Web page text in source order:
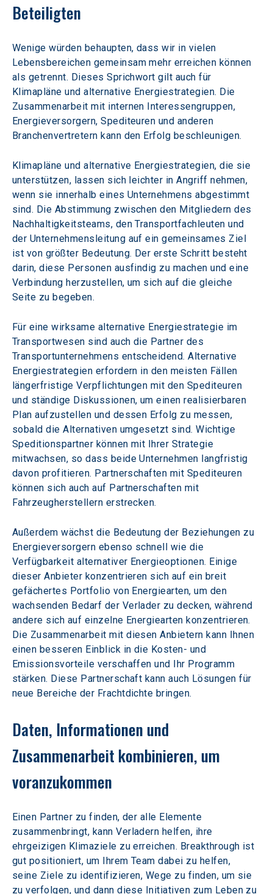
Beteiligten
Wenige würden behaupten, dass wir in vielen
Lebensbereichen gemeinsam mehr erreichen können
als getrennt. Dieses Sprichwort gilt auch für
Klimapläne und alternative Energiestrategien. Die
Zusammenarbeit mit internen Interessengruppen,
Energieversorgern, Spediteuren und anderen
Branchenvertretern kann den Erfolg beschleunigen.
Klimapläne und alternative Energiestrategien, die sie
unterstützen, lassen sich leichter in Angriff nehmen,
wenn sie innerhalb eines Unternehmens abgestimmt
sind. Die Abstimmung zwischen den Mitgliedern des
Nachhaltigkeitsteams, den Transportfachleuten und
der Unternehmensleitung auf ein gemeinsames Ziel
ist von größter Bedeutung. Der erste Schritt besteht
darin, diese Personen ausfindig zu machen und eine
Verbindung herzustellen, um sich auf die gleiche
Seite zu begeben.
Für eine wirksame alternative Energiestrategie im
Transportwesen sind auch die Partner des
Transportunternehmens entscheidend. Alternative
Energiestrategien erfordern in den meisten Fällen
längerfristige Verpflichtungen mit den Spediteuren
und ständige Diskussionen, um einen realisierbaren
Plan aufzustellen und dessen Erfolg zu messen,
sobald die Alternativen umgesetzt sind. Wichtige
Speditionspartner können mit Ihrer Strategie
mitwachsen, so dass beide Unternehmen langfristig
davon profitieren. Partnerschaften mit Spediteuren
können sich auch auf Partnerschaften mit
Fahrzeugherstellern erstrecken.
Außerdem wächst die Bedeutung der Beziehungen zu
Energieversorgern ebenso schnell wie die
Verfügbarkeit alternativer Energieoptionen. Einige
dieser Anbieter konzentrieren sich auf ein breit
gefächertes Portfolio von Energiearten, um den
wachsenden Bedarf der Verlader zu decken, während
andere sich auf einzelne Energiearten konzentrieren.
Die Zusammenarbeit mit diesen Anbietern kann Ihnen
einen besseren Einblick in die Kosten- und
Emissionsvorteile verschaffen und Ihr Programm
stärken. Diese Partnerschaft kann auch Lösungen für
neue Bereiche der Frachtdichte bringen.
Daten, Informationen und
Zusammenarbeit kombinieren, um
voranzukommen
Einen Partner zu finden, der alle Elemente
zusammenbringt, kann Verladern helfen, ihre
ehrgeizigen Klimaziele zu erreichen. Breakthrough ist
gut positioniert, um Ihrem Team dabei zu helfen,
seine Ziele zu identifizieren, Wege zu finden, um sie
zu verfolgen, und dann diese Initiativen zum Leben zu